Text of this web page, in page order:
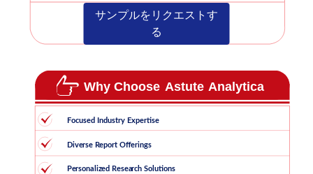
サンプルをリクエストす
る